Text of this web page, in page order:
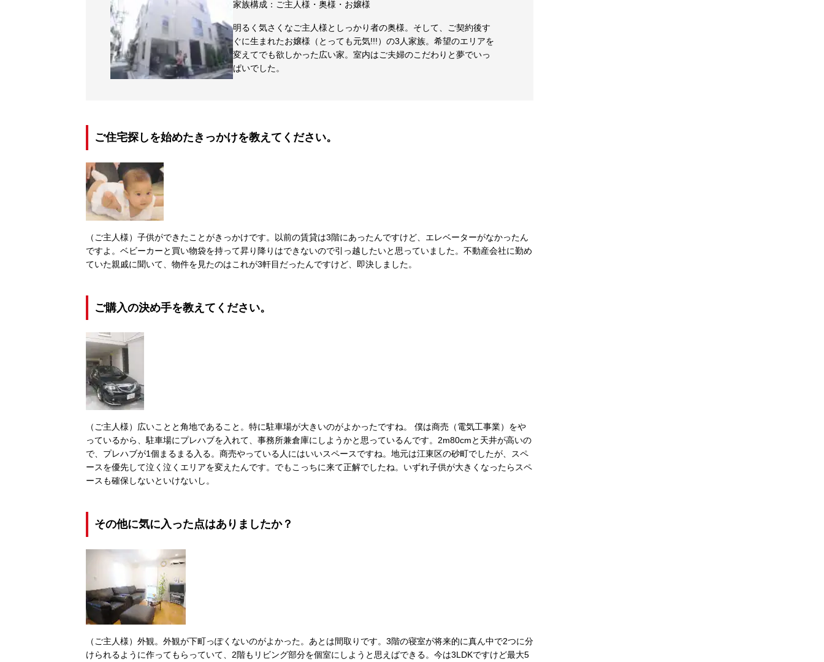
家族構成：ご主人様・奥様・お嬢様
明るく気さくなご主人様としっかり者の奥様。そして、ご契約後す
ぐに生まれたお嬢様（とっても元気!!!）の3人家族。希望のエリアを
変えてでも欲しかった広い家。室内はご夫婦のこだわりと夢でいっ
ぱいでした。
ご住宅探しを始めたきっかけを教えてください。
（ご主人様）子供ができたことがきっかけです。以前の賃貸は3階にあったんですけど、エレベーターがなかったん
ですよ。ベビーカーと買い物袋を持って昇り降りはできないので引っ越したいと思っていました。不動産会社に勤め
ていた親戚に聞いて、物件を見たのはこれが3軒目だったんですけど、即決しました。
ご購入の決め手を教えてください。
（ご主人様）広いことと角地であること。特に駐車場が大きいのがよかったですね。 僕は商売（電気工事業）をや
っているから、駐車場にプレハブを入れて、事務所兼倉庫にしようかと思っているんです。2m80cmと天井が高いの
で、プレハブが1個まるまる入る。商売やっている人にはいいスペースですね。地元は江東区の砂町でしたが、スペ
ースを優先して泣く泣くエリアを変えたんです。でもこっちに来て正解でしたね。いずれ子供が大きくなったらスペ
ースも確保しないといけないし。
その他に気に入った点はありましたか？
（ご主人様）外観。外観が下町っぽくないのがよかった。あとは間取りです。3階の寝室が将来的に真ん中で2つに分
けられるように作ってもらっていて、2階もリビング部分を個室にしようと思えばできる。今は3LDKですけど最大5